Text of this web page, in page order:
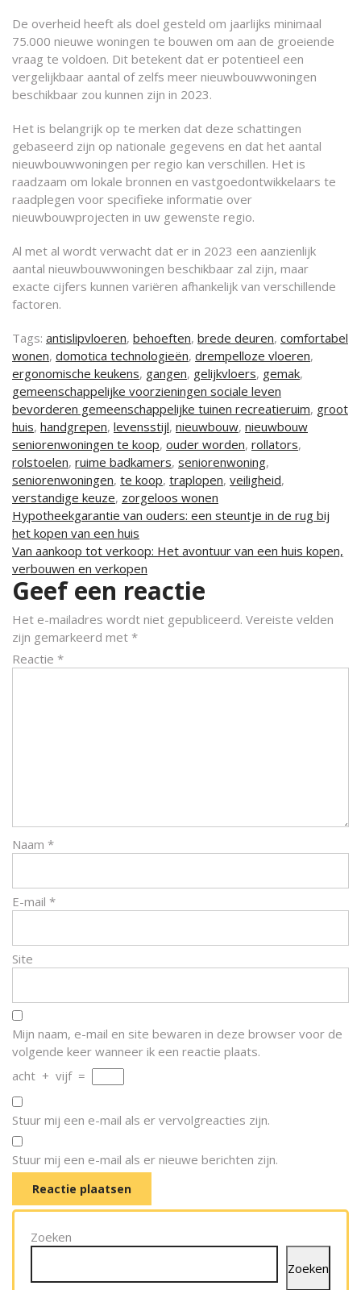
De overheid heeft als doel gesteld om jaarlijks minimaal
75.000 nieuwe woningen te bouwen om aan de groeiende
vraag te voldoen. Dit betekent dat er potentieel een
vergelijkbaar aantal of zelfs meer nieuwbouwwoningen
beschikbaar zou kunnen zijn in 2023.
Het is belangrijk op te merken dat deze schattingen
gebaseerd zijn op nationale gegevens en dat het aantal
nieuwbouwwoningen per regio kan verschillen. Het is
raadzaam om lokale bronnen en vastgoedontwikkelaars te
raadplegen voor specifieke informatie over
nieuwbouwprojecten in uw gewenste regio.
Al met al wordt verwacht dat er in 2023 een aanzienlijk
aantal nieuwbouwwoningen beschikbaar zal zijn, maar
exacte cijfers kunnen variëren afhankelijk van verschillende
factoren.
Tags: antislipvloeren, behoeften, brede deuren, comfortabel
wonen, domotica technologieën, drempelloze vloeren,
ergonomische keukens, gangen, gelijkvloers, gemak,
gemeenschappelijke voorzieningen sociale leven
bevorderen gemeenschappelijke tuinen recreatieruim, groot
huis, handgrepen, levensstijl, nieuwbouw, nieuwbouw
seniorenwoningen te koop, ouder worden, rollators,
rolstoelen, ruime badkamers, seniorenwoning,
seniorenwoningen, te koop, traplopen, veiligheid,
verstandige keuze, zorgeloos wonen
Berichtnavigatie
Hypotheekgarantie van ouders: een steuntje in de rug bij
het kopen van een huis
Van aankoop tot verkoop: Het avontuur van een huis kopen,
verbouwen en verkopen
Geef een reactie
Het e-mailadres wordt niet gepubliceerd. Vereiste velden
zijn gemarkeerd met *
Reactie *
Naam *
E-mail *
Site
Mijn naam, e-mail en site bewaren in deze browser voor de
volgende keer wanneer ik een reactie plaats.
acht + vijf =
Stuur mij een e-mail als er vervolgreacties zijn.
Stuur mij een e-mail als er nieuwe berichten zijn.
Zoeken
Zoeken